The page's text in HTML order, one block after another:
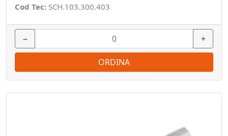
Cod Tec: SCH.103.300.403
− +
ORDINA